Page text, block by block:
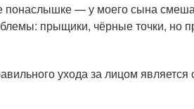
понаслышке — у моего сына
прыщики, чёрные точки, но
ухода за лицом